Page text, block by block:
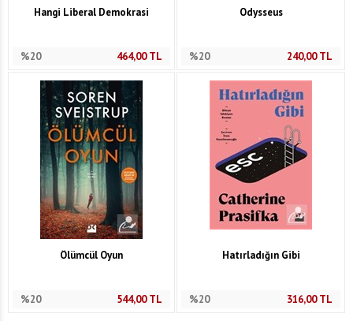
Hangi Liberal Demokrasi
%20 464,00TL
Odysseus
%20 240,00TL
Ölümcül Oyun
%20 544,00TL
Hatırladığın Gibi
%20 316,00TL